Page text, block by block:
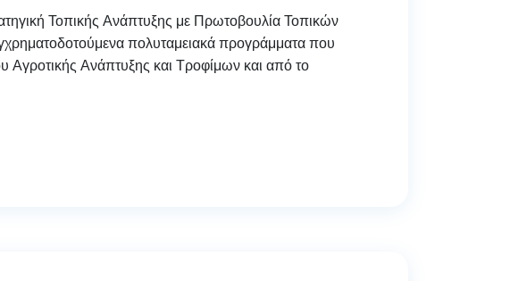
Τοπικής Ανάπτυξης με Πρωτοβουλία Τοπικών
πολυταμειακά προγράμματα που
Ανάπτυξης και Τροφίμων και από το